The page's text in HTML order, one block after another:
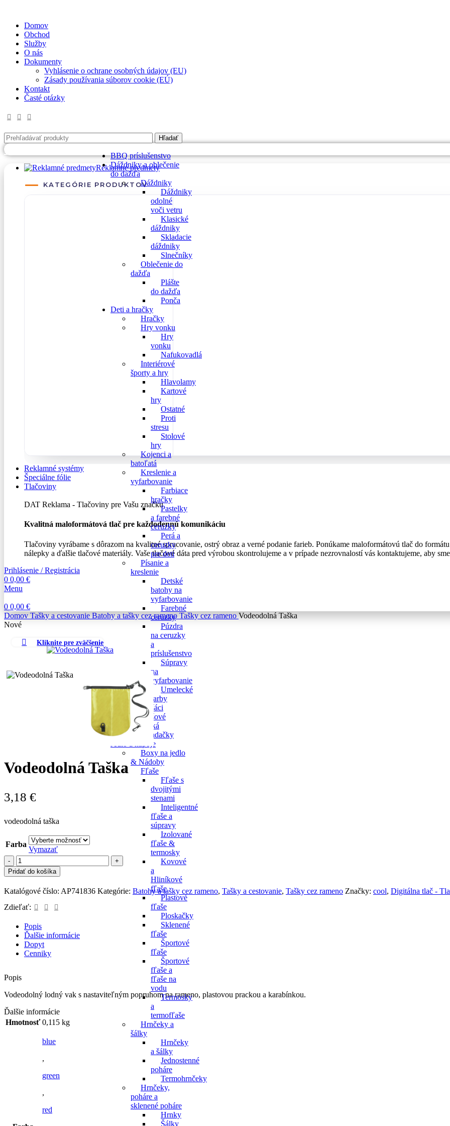
Domov
Obchod
Služby
O nás
Dokumenty
Vyhlásenie o ochrane osobných údajov (EU)
Zásady používania súborov cookie (EÚ)
Kontakt
Časté otázky
BBQ príslušenstvo
Dáždniky a oblečenie
do dažďa
Dáždniky
Dáždniky
odolné
voči vetru
Klasické
dáždniky
Skladacie
dáždniky
Slnečníky
Oblečenie do
dažďa
Plášte
do dažďa
Ponča
Deti a hračky
Hračky
Hry vonku
Hry
vonku
Nafukovadlá
Interiérové
športy a hry
Hlavolamy
Kartové
hry
Ostatné
Proti
stresu
Stolové
hry
Kojenci a
batoľatá
Kreslenie a
vyfarbovanie
Farbiace
hračky
Pastelky
a farebné
ceruzky
Perá a
ceruzky
pre deti
Písanie a
kreslenie
Detské
batohy na
vyfarbovanie
Farebné
ceruzky
Púzdra
na ceruzky
a
príslušenstvo
Súpravy
na
vyfarbovanie
Umelecké
farby
Plyšáci
Plyšové
zvieratká
Skladačky
Jedlo a nápoje
Boxy na jedlo
& Nádoby
Fľaše
Fľaše s
dvojitými
stenami
Inteligentné
fľaše a
súpravy
Izolované
fľaše &
termosky
Kovové
a
Hliníkové
fľaše
Plastové
fľaše
Ploskačky
Sklenené
fľaše
Športové
fľaše
Športové
fľaše a
fľaše na
vodu
Termosky
a
termofľaše
Hrnčeky a
šálky
Hrnčeky
a šálky
Jednostenné
poháre
Termohrnčeky
Hrnčeky,
poháre a
sklenené poháre
Hrnky
Šálky
Hľadať
PREJSŤ NA DATREKLAMA.SK
Reklamné predmety
KATEGÓRIE PRODUKTOV
Reklamné systémy
Špeciálne fólie
Tlačoviny
DAT Reklama - Tlačoviny pre Vašu značku
Kvalitná maloformátová tlač pre každodennú komunikáciu
Tlačoviny vyrábame s dôrazom na kvalitné spracovanie, ostrý obraz a verné podanie farieb. Ponúkame maloformátovú tlač do
nálepky a ďalšie tlačové materiály. Vaše tlačové dáta pred výrobou skontrolujeme a v prípade nezrovnalostí vás kontaktujeme, aby
Prihlásenie / Registrácia
0 0,00 €
Menu
0 0,00 €
Domov Tašky a cestovanie Batohy a tašky cez rameno Tašky cez rameno Vodeodolná Taška
Nové
Kliknite pre zväčšenie
Vodeodolná Taška
3,18 €
vodeodolná taška
Farba
Vymazať
množstvo
Vodeodolná
Taška
Pridať do košíka
Katalógové číslo: AP741836 Kategórie: Batohy a tašky cez rameno, Tašky a cestovanie, Tašky cez rameno Značky: cool, Digitálna tlač -
Zdieľať:
Popis
Ďalšie informácie
Dopyt
Cenniky
Popis
Vodeodolný lodný vak s nastaviteľným popruhom na rameno, plastovou prackou a karabínkou.
Ďalšie informácie
Hmotnosť 0,115 kg
blue
,
green
,
red